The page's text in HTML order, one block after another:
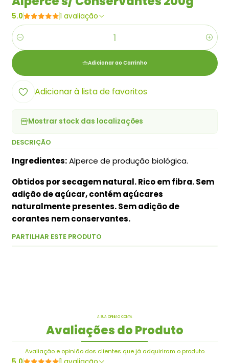
5.0 1 avaliação
Quantidade
Adicionar ao Carrinho
Adicionar à lista de favoritos
Mostrar stock das localizações
DESCRIÇÃO
Ingredientes:Alperce de produção biológica.
Obtidos por secagem natural. Rico em fibra. Sem
adição de açúcar, contém açúcares
naturalmente presentes. Sem adição de
corantes nem conservantes.
PARTILHAR ESTE PRODUTO
A SUA OPINIÃO CONTA
Avaliações do Produto
Avaliação e opinião dos clientes que já adquiriram o produto